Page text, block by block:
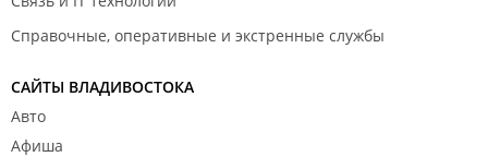
Справочные, оперативные и экстренные службы
САЙТЫ ВЛАДИВОСТОКА
Авто
Афиша